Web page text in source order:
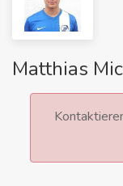
Matthias